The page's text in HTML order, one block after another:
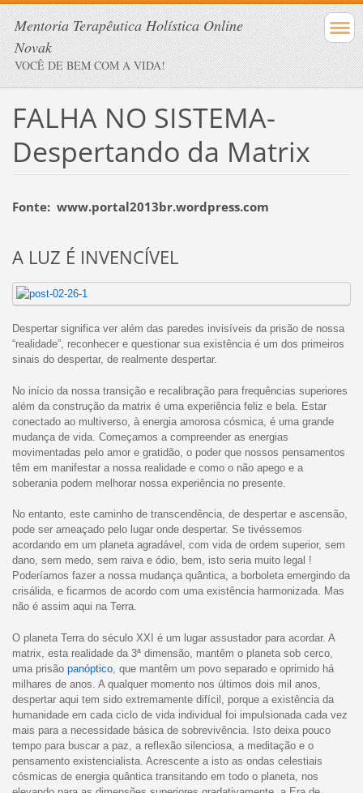
Mentoria Terapêutica Holística Online
Novak
VOCÊ DE BEM COM A VIDA!
FALHA NO SISTEMA-
Despertando da Matrix
Fonte: www.portal2013br.wordpress.com
A LUZ É INVENCÍVEL
Despertar significa ver além das paredes invisíveis da prisão de nossa
“realidade”, reconhecer e questionar sua existência é um dos primeiros
sinais do despertar, de realmente despertar.
No início da nossa transição e recalibração para frequências superiores
além da construção da matrix é uma experiência feliz e bela. Estar
conectado ao multiverso, à energia amorosa cósmica, é uma grande
mudança de vida. Começamos a compreender as energias
movimentadas pelo amor e gratidão, o poder que nossos pensamentos
têm em manifestar a nossa realidade e como o não apego e a
soberania podem melhorar nossa experiência no presente.
No entanto, este caminho de transcendência, de despertar e ascensão,
pode ser ameaçado pelo lugar onde despertar. Se tivéssemos
acordando em um planeta agradável, com vida de ordem superior, sem
dano, sem medo, sem raiva e ódio, bem, isto seria muito legal !
Poderíamos fazer a nossa mudança quântica, a borboleta emergindo da
crisálida, e ficarmos de acordo com uma existência harmonizada. Mas
não é assim aqui na Terra.
O planeta Terra do século XXI é um lugar assustador para acordar. A
matrix, esta realidade da 3ª dimensão, mantêm o planeta sob cerco,
uma prisão panóptico, que mantêm um povo separado e oprimido há
milhares de anos. A qualquer momento nos últimos dois mil anos,
despertar aqui tem sido extremamente difícil, porque a existência da
humanidade em cada ciclo de vida individual foi impulsionada cada vez
mais para a necessidade básica de sobrevivência. Isto deixa pouco
tempo para buscar a paz, a reflexão silenciosa, a meditação e o
pensamento existencialista. Acrescente a isto as ondas celestiais
cósmicas de energia quântica transitando em todo o planeta, nos